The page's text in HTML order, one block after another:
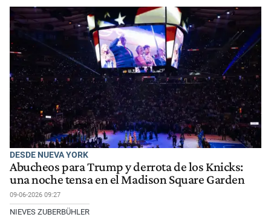
DESDE NUEVA YORK
Abucheos para Trump y derrota de los Knicks:
una noche tensa en el Madison Square Garden
09-06-2026 09:27
NIEVES ZUBERBÜHLER